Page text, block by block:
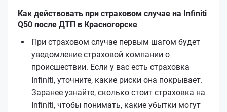
Как действовать при страховом случае на Infiniti
Q50 после ДТП в Красногорске
При страховом случае первым шагом будет
уведомление страховой компании о
происшествии. Если у вас есть страховка
Infiniti, уточните, какие риски она покрывает.
Заранее узнайте, сколько стоит страховка на
Infiniti, чтобы понимать, какие убытки могут